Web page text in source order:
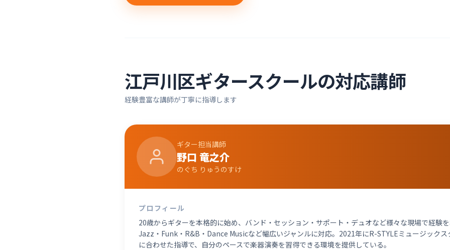
江戸川区ギタースクールの対応講師
経験豊富な講師が丁寧に指導します
ギター担当講師
野口 竜之介
のぐち りゅうのすけ
プロフィール
20歳からギターを本格的に始め、バンド・セッション・サポート・デュオなど様々な現場で経験
Jazz・Funk・R&B・Dance Musicなど幅広いジャンルに対応。2021年にR-STYLEミュージック
に合わせた指導で、自分のペースで楽器演奏を習得できる環境を提供している。